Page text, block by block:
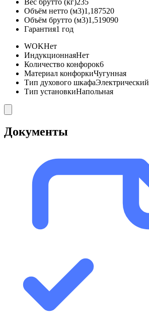
Объём нетто (м3)1,187520
Объём брутто (м3)1,519090
Гарантия1 год
WOKНет
ИндукционнаяНет
Количество конфорок6
Материал конфоркиЧугунная
Тип духового шкафаЭлектрический
Тип установкиНапольная
Документы